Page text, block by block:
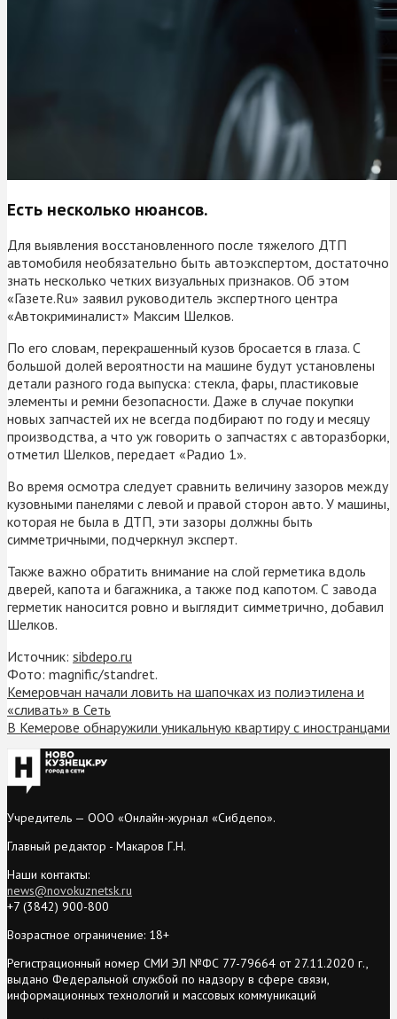
Есть несколько нюансов.
Для выявления восстановленного после тяжелого ДТП
автомобиля необязательно быть автоэкспертом, достаточно
знать несколько четких визуальных признаков. Об этом
«Газете.Ru» заявил руководитель экспертного центра
«Автокриминалист» Максим Шелков.
По его словам, перекрашенный кузов бросается в глаза. С
большой долей вероятности на машине будут установлены
детали разного года выпуска: стекла, фары, пластиковые
элементы и ремни безопасности. Даже в случае покупки
новых запчастей их не всегда подбирают по году и месяцу
производства, а что уж говорить о запчастях с авторазборки,
отметил Шелков, передает «Радио 1».
Во время осмотра следует сравнить величину зазоров между
кузовными панелями с левой и правой сторон авто. У машины,
которая не была в ДТП, эти зазоры должны быть
симметричными, подчеркнул эксперт.
Также важно обратить внимание на слой герметика вдоль
дверей, капота и багажника, а также под капотом. С завода
герметик наносится ровно и выглядит симметрично, добавил
Шелков.
Источник: sibdepo.ru
Фото: magnific/standret.
Кемеровчан начали ловить на шапочках из полиэтилена и
«сливать» в Сеть
В Кемерове обнаружили уникальную квартиру с иностранцами
Учредитель — ООО «Онлайн-журнал «Сибдепо».
Главный редактор - Макаров Г.Н.
Наши контакты:
news@novokuznetsk.ru
+7 (3842) 900-800
Возрастное ограничение: 18+
Регистрационный номер СМИ ЭЛ №ФС 77-79664 от 27.11.2020 г.,
выдано Федеральной службой по надзору в сфере связи,
информационных технологий и массовых коммуникаций